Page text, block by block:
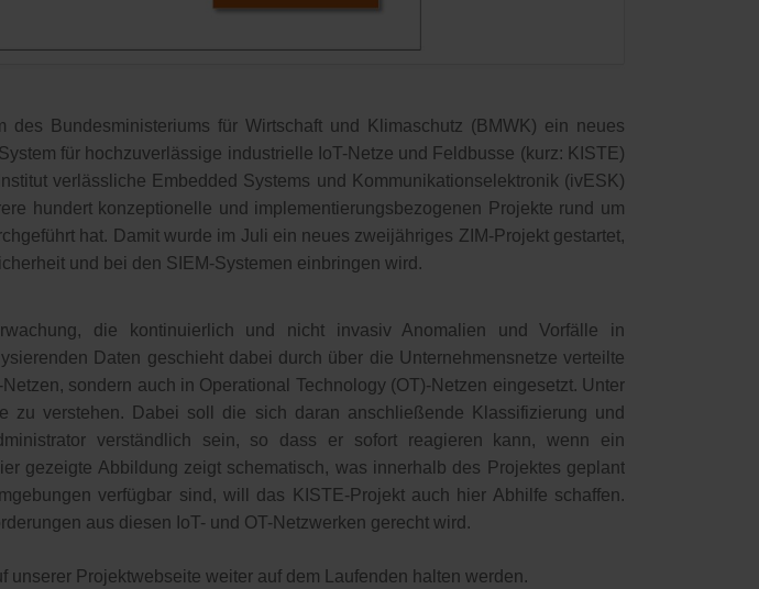
Bundesministeriums für Wirtschaft und Klimaschutz (BMWK) ein neues
für hochzuverlässige industrielle IoT-Netze und Feldbusse (kurz: KISTE)
verlässliche Embedded Systems und Kommunikationselektronik (ivESK)
hundert konzeptionelle und implementierungsbezogenen Projekte rund um
hat. Damit wurde im Juli ein neues zweijähriges ZIM-Projekt gestartet,
und bei den SIEM-Systemen einbringen wird.
die kontinuierlich und nicht invasiv Anomalien und Vorfälle in
Daten geschieht dabei durch über die Unternehmensnetze verteilte
sondern auch in Operational Technology (OT)-Netzen eingesetzt. Unter
zu verstehen. Dabei soll die sich daran anschließende Klassifizierung und
verständlich sein, so dass er sofort reagieren kann, wenn ein
gezeigte Abbildung zeigt schematisch, was innerhalb des Projektes geplant
verfügbar sind, will das KISTE-Projekt auch hier Abhilfe schaffen.
aus diesen IoT- und OT-Netzwerken gerecht wird.
Projektwebseite weiter auf dem Laufenden halten werden.